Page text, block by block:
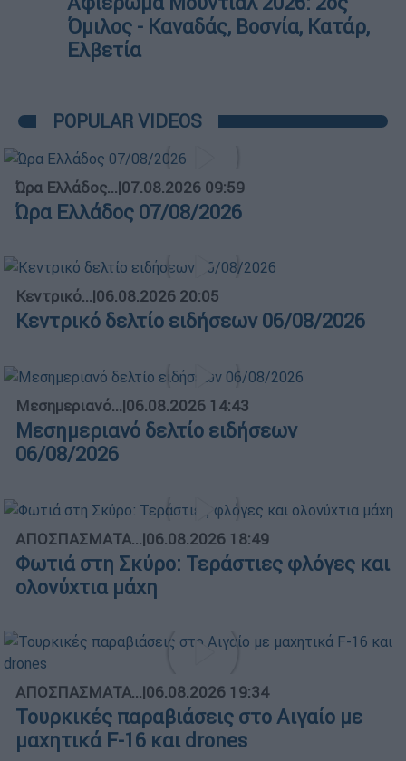
Όμιλος - Καναδάς, Βοσνία, Κατάρ,
Ελβετία
POPULAR VIDEOS
Ώρα Ελλάδος...|07.08.2026 09:59
Ώρα Ελλάδος 07/08/2026
Κεντρικό...|06.08.2026 20:05
Κεντρικό δελτίο ειδήσεων 06/08/2026
Μεσημεριανό...|06.08.2026 14:43
Μεσημεριανό δελτίο ειδήσεων
06/08/2026
ΑΠΟΣΠΑΣΜΑΤΑ...|06.08.2026 18:49
Φωτιά στη Σκύρο: Τεράστιες φλόγες και
ολονύχτια μάχη
ΑΠΟΣΠΑΣΜΑΤΑ...|06.08.2026 19:34
Τουρκικές παραβιάσεις στο Αιγαίο με
μαχητικά F-16 και drones